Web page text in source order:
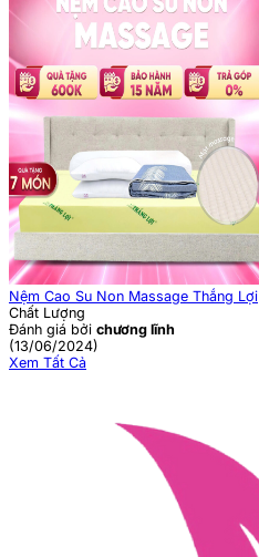
Nệm Cao Su Non Massage Thắng Lợi
Chất Lượng
Đánh giá bởi chương lĩnh
(13/06/2024)
Xem Tất Cả